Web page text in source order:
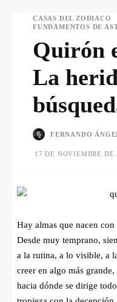
CASAS DEL ZODIACO
FUNDAMENTOS DE
Quirón
La
FERNANDO
17 DE NOVIEMBRE DE
Hay almas que nacen
Desde muy temprano,
a la rutina, a lo visible, a
creer en algo más
hacia dónde se dirige